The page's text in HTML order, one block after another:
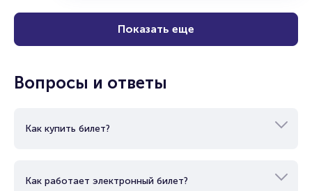
Показать еще
Вопросы и ответы
Как купить билет?
Как работает электронный билет?